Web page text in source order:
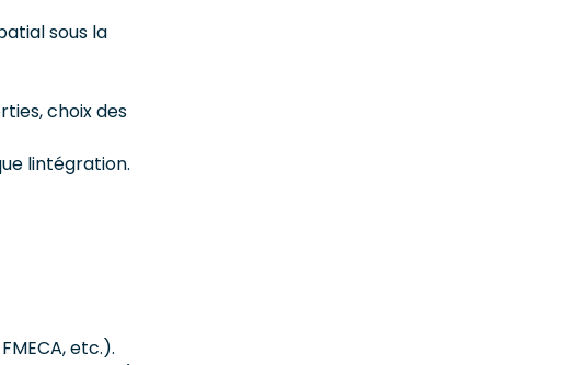
sous la
choix des
lintégration.
etc.).